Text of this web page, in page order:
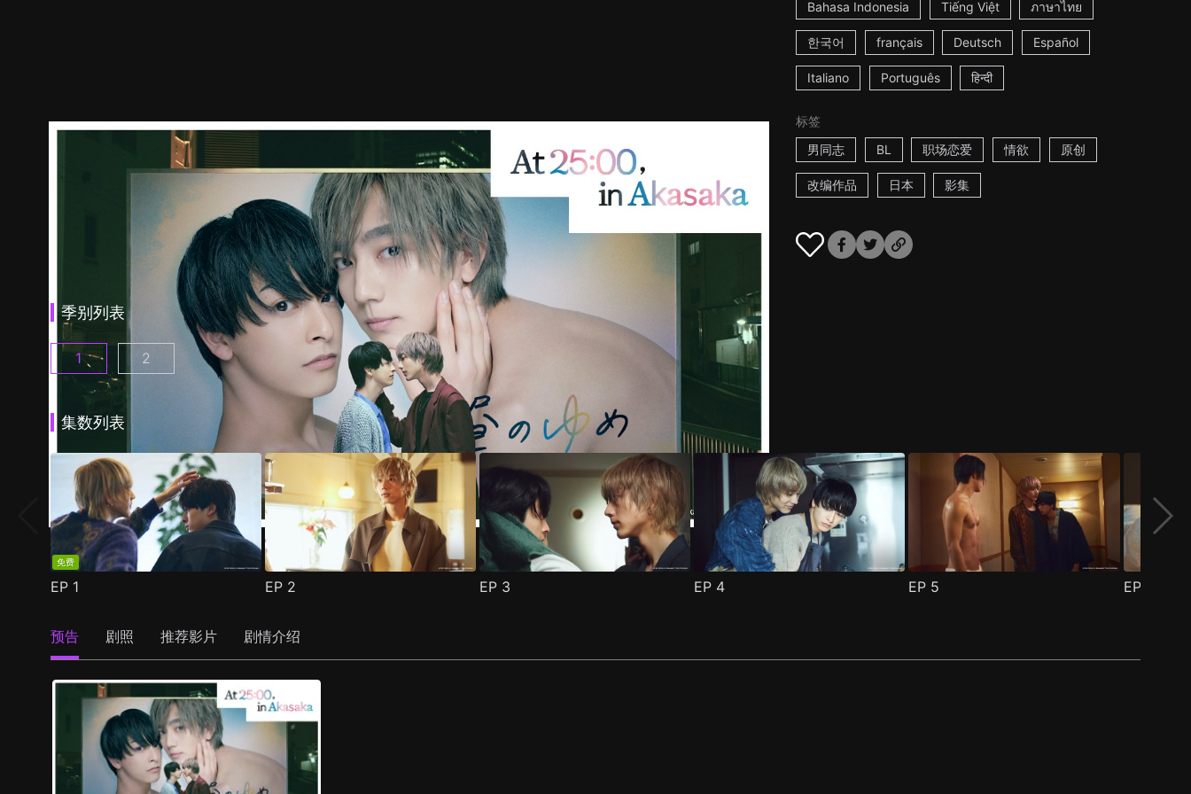
Bahasa Indonesia Tiếng Việt ภาษาไทย
한국어 français Deutsch Español
Italiano Português हिन्दी
标签
男同志
BL 职场恋爱 情欲 原创
改编作品 日本 影集
季别列表
25时，赤坂见 第1集 ()
1 25时，赤坂见 第2季 第1集()
2
集数列表
免费
EP 1 EP 2 EP 3 EP 4 EP 5 EP
预告 剧照 推荐影片 剧情介绍